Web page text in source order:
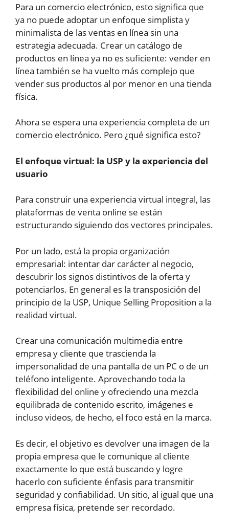
Para un comercio electrónico, esto significa que
ya no puede adoptar un enfoque simplista y
minimalista de las ventas en línea sin una
estrategia adecuada. Crear un catálogo de
productos en línea ya no es suficiente: vender en
línea también se ha vuelto más complejo que
vender sus productos al por menor en una tienda
física.
Ahora se espera una experiencia completa de un
comercio electrónico. Pero ¿qué significa esto?
El enfoque virtual: la USP y la experiencia del
usuario
Para construir una experiencia virtual integral, las
plataformas de venta online se están
estructurando siguiendo dos vectores principales.
Por un lado, está la propia organización
empresarial: intentar dar carácter al negocio,
descubrir los signos distintivos de la oferta y
potenciarlos. En general es la transposición del
principio de la USP, Unique Selling Proposition a la
realidad virtual.
Crear una comunicación multimedia entre
empresa y cliente que trascienda la
impersonalidad de una pantalla de un PC o de un
teléfono inteligente. Aprovechando toda la
flexibilidad del online y ofreciendo una mezcla
equilibrada de contenido escrito, imágenes e
incluso videos, de hecho, el foco está en la marca.
Es decir, el objetivo es devolver una imagen de la
propia empresa que le comunique al cliente
exactamente lo que está buscando y logre
hacerlo con suficiente énfasis para transmitir
seguridad y confiabilidad. Un sitio, al igual que una
empresa física, pretende ser recordado.